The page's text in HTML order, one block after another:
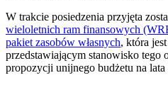
W trakcie posiedzenia przyjęta
wieloletnich ram finansowych
pakiet zasobów własnych, która
przedstawiającym stanowisko tego
propozycji unijnego budżetu na lata